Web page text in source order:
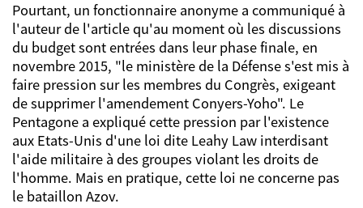
Pourtant, un fonctionnaire anonyme a communiqué à
l'auteur de l'article qu'au moment où les discussions
du budget sont entrées dans leur phase finale, en
novembre 2015, "le ministère de la Défense s'est mis à
faire pression sur les membres du Congrès, exigeant
de supprimer l'amendement Conyers-Yoho". Le
Pentagone a expliqué cette pression par l'existence
aux Etats-Unis d'une loi dite Leahy Law interdisant
l'aide militaire à des groupes violant les droits de
l'homme. Mais en pratique, cette loi ne concerne pas
le bataillon Azov.